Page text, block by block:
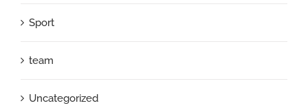
Sport
team
Uncategorized